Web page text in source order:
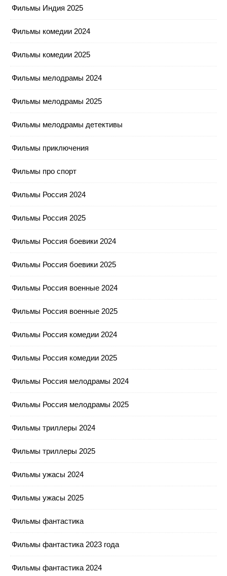
Фильмы Индия 2025
Фильмы комедии 2024
Фильмы комедии 2025
Фильмы мелодрамы 2024
Фильмы мелодрамы 2025
Фильмы мелодрамы детективы
Фильмы приключения
Фильмы про спорт
Фильмы Россия 2024
Фильмы Россия 2025
Фильмы Россия боевики 2024
Фильмы Россия боевики 2025
Фильмы Россия военные 2024
Фильмы Россия военные 2025
Фильмы Россия комедии 2024
Фильмы Россия комедии 2025
Фильмы Россия мелодрамы 2024
Фильмы Россия мелодрамы 2025
Фильмы триллеры 2024
Фильмы триллеры 2025
Фильмы ужасы 2024
Фильмы ужасы 2025
Фильмы фантастика
Фильмы фантастика 2023 года
Фильмы фантастика 2024